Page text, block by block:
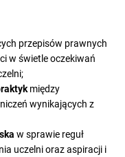
przepisów prawnych
w świetle oczekiwań
między
wynikających z
w sprawie reguł
uczelni oraz aspiracji i